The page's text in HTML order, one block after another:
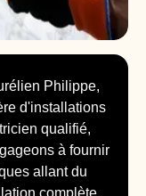
Philippe,
d'installations
qualifié,
à fournir
allant du
complète.